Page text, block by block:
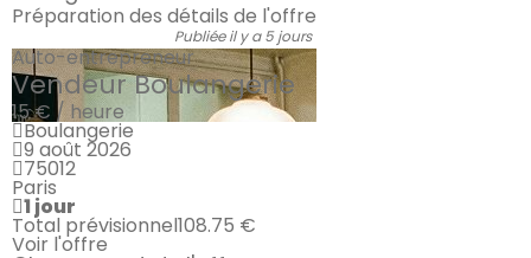
Préparation des détails de l'offre
Publiée il y a 5 jours
Auto-entrepreneur
Vendeur Boulangerie
15 € / heure
Boulangerie
9 août 2026
75012
Paris
1 jour
Total prévisionnel108.75 €
Voir l'offre